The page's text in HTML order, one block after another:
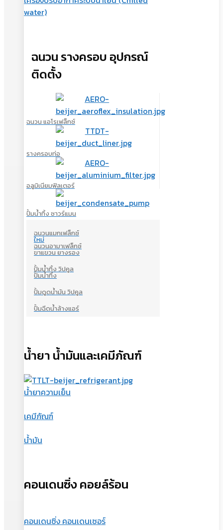
water)
ฉนวน รางครอบ อุปกรณ์
ติดตั้ง
ฉนวน แอโรเฟล็กซ์
รางครอบท่อ
อลูมิเนียมฟิลเตอร์
ปั้มน้ำทิ้ง ซาวร์แมน
ฉนวนแมกเฟล็กซ์
ใหม่
ฉนวนอามาเฟล็กซ์
ขาแขวน ยางรอง
ปั้มน้ำทิ้ง วิปคูล
ปั้มน้ำทิ้ง
ปั้มดูดน้ำมัน วิปคูล
ปั้มฉีดน้ำล้างแอร์
น้ำยา น้ำมันและเคมีภัณฑ์
น้ำยาความเย็น
เคมีภัณฑ์
น้ำมัน
คอนเดนซิ่ง คอยล์ร้อน
คอนเดนซิ่ง คอนเดนเซอร์